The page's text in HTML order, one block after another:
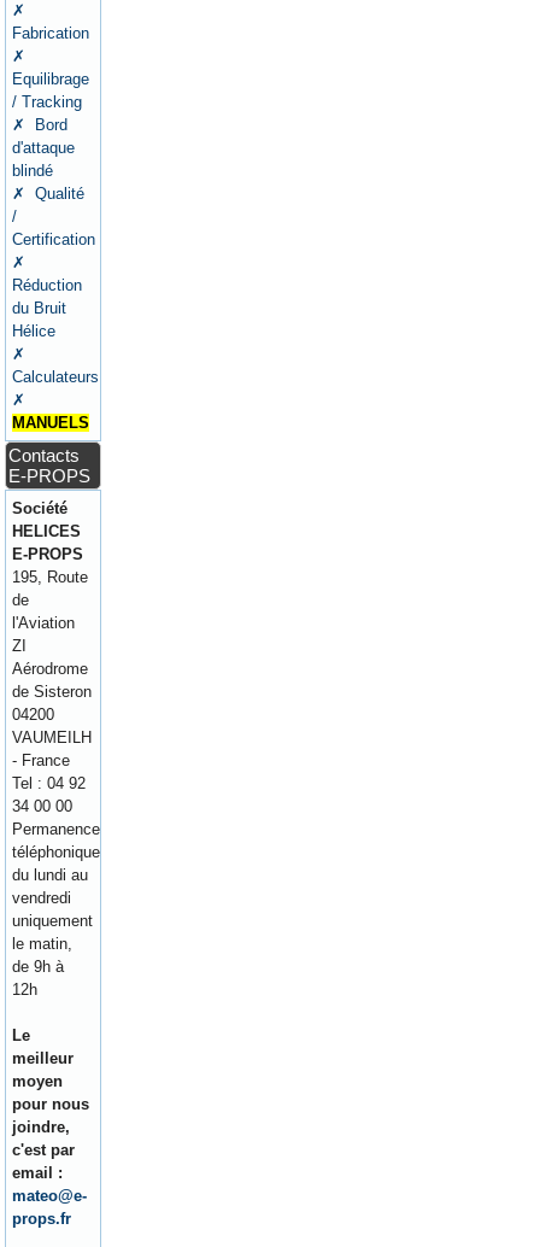
✗
Fabrication
✗
Equilibrage
/ Tracking
✗ Bord
d'attaque
blindé
✗ Qualité
/
Certification
✗
Réduction
du Bruit
Hélice
✗
Calculateurs
✗
MANUELS
Contacts
E-PROPS
Société
HELICES
E-PROPS
195, Route
de
l'Aviation
ZI
Aérodrome
de Sisteron
04200
VAUMEILH
- France
Tel : 04 92
34 00 00
Permanence
téléphonique
du lundi au
vendredi
uniquement
le matin,
de 9h à
12h
Le
meilleur
moyen
pour nous
joindre,
c'est par
email :
mateo@e-
props.fr